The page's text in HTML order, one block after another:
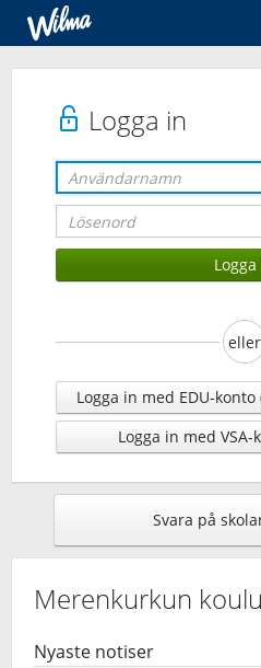
Logga in
eller
Logga in med EDU-
Logga in med
Svara på
Merenkurkun koulu
Nyaste notiser